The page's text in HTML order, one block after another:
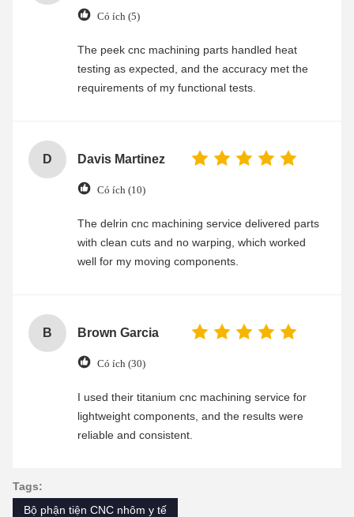
Có ích (5)
The peek cnc machining parts handled heat
testing as expected, and the accuracy met the
requirements of my functional tests.
D Davis Martinez
Có ích (10)
The delrin cnc machining service delivered parts
with clean cuts and no warping, which worked
well for my moving components.
B Brown Garcia
Có ích (30)
I used their titanium cnc machining service for
lightweight components, and the results were
reliable and consistent.
Tags:
Bộ phận tiện CNC nhôm y tế